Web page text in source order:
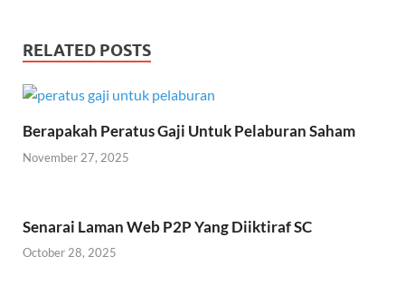
RELATED POSTS
Berapakah Peratus Gaji Untuk Pelaburan Saham
November 27, 2025
Senarai Laman Web P2P Yang Diiktiraf SC
October 28, 2025